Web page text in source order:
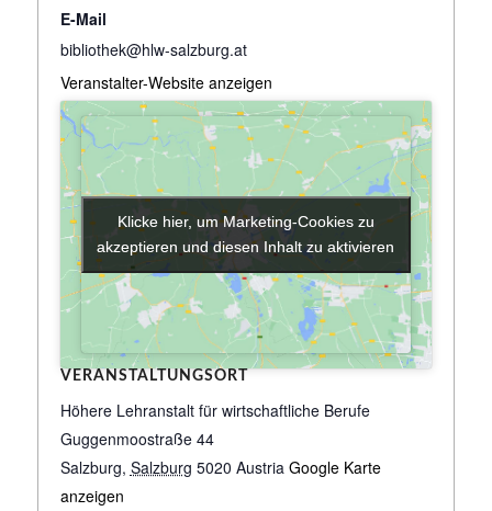
E-Mail
bibliothek@hlw-salzburg.at
Veranstalter-Website anzeigen
VERANSTALTUNGSORT
Höhere Lehranstalt für wirtschaftliche Berufe
Guggenmoostraße 44
Salzburg, Salzburg 5020 Austria Google Karte
anzeigen
Klicke hier, um Marketing-Cookies zu
akzeptieren und diesen Inhalt zu aktivieren
Klicke hier, um Marketing-Cookies zu
akzeptieren und diesen Inhalt zu aktivieren